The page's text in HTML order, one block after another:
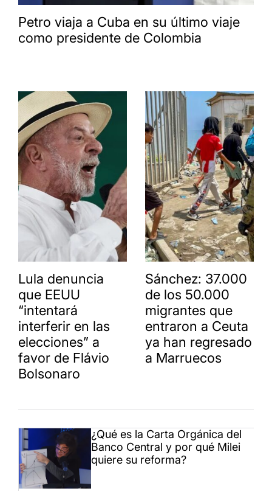
Petro viaja a Cuba en su último viaje
como presidente de Colombia
Lula denuncia
que EEUU
“intentará
interferir en las
elecciones” a
favor de Flávio
Bolsonaro
Sánchez: 37.000
de los 50.000
migrantes que
entraron a Ceuta
ya han regresado
a Marruecos
¿Qué es la Carta Orgánica del
Banco Central y por qué Milei
quiere su reforma?